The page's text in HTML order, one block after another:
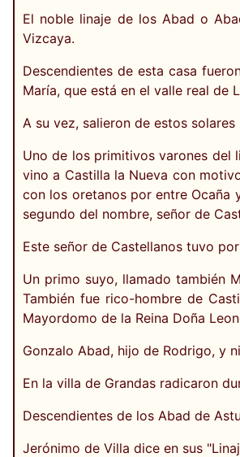
El noble linaje de los Abad o
Vizcaya.
Descendientes de esta casa
María, que está en el valle real de
A su vez, salieron de estos
Uno de los primitivos varones del
vino a Castilla la Nueva con
con los oretanos por entre Ocaña
segundo del nombre, señor de
Este señor de Castellanos tuvo
Un primo suyo, llamado también
También fue rico-hombre de
Mayordomo de la Reina Doña
Gonzalo Abad, hijo de Rodrigo, y
En la villa de Grandas radicaron
Descendientes de los Abad de
Jerónimo de Villa dice en sus